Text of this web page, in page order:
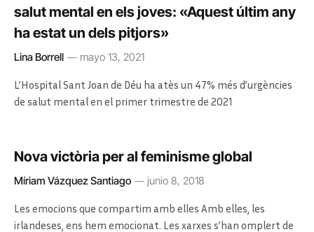
salut mental en els joves: «Aquest últim any
ha estat un dels pitjors»
Lina Borrell mayo 13, 2021
L’Hospital Sant Joan de Déu ha atès un 47% més d’urgències
de salut mental en el primer trimestre de 2021
Nova victòria per al feminisme global
Míriam Vázquez Santiago junio 8, 2018
Les emocions que compartim amb elles Amb elles, les
irlandeses, ens hem emocionat. Les xarxes s’han omplert de